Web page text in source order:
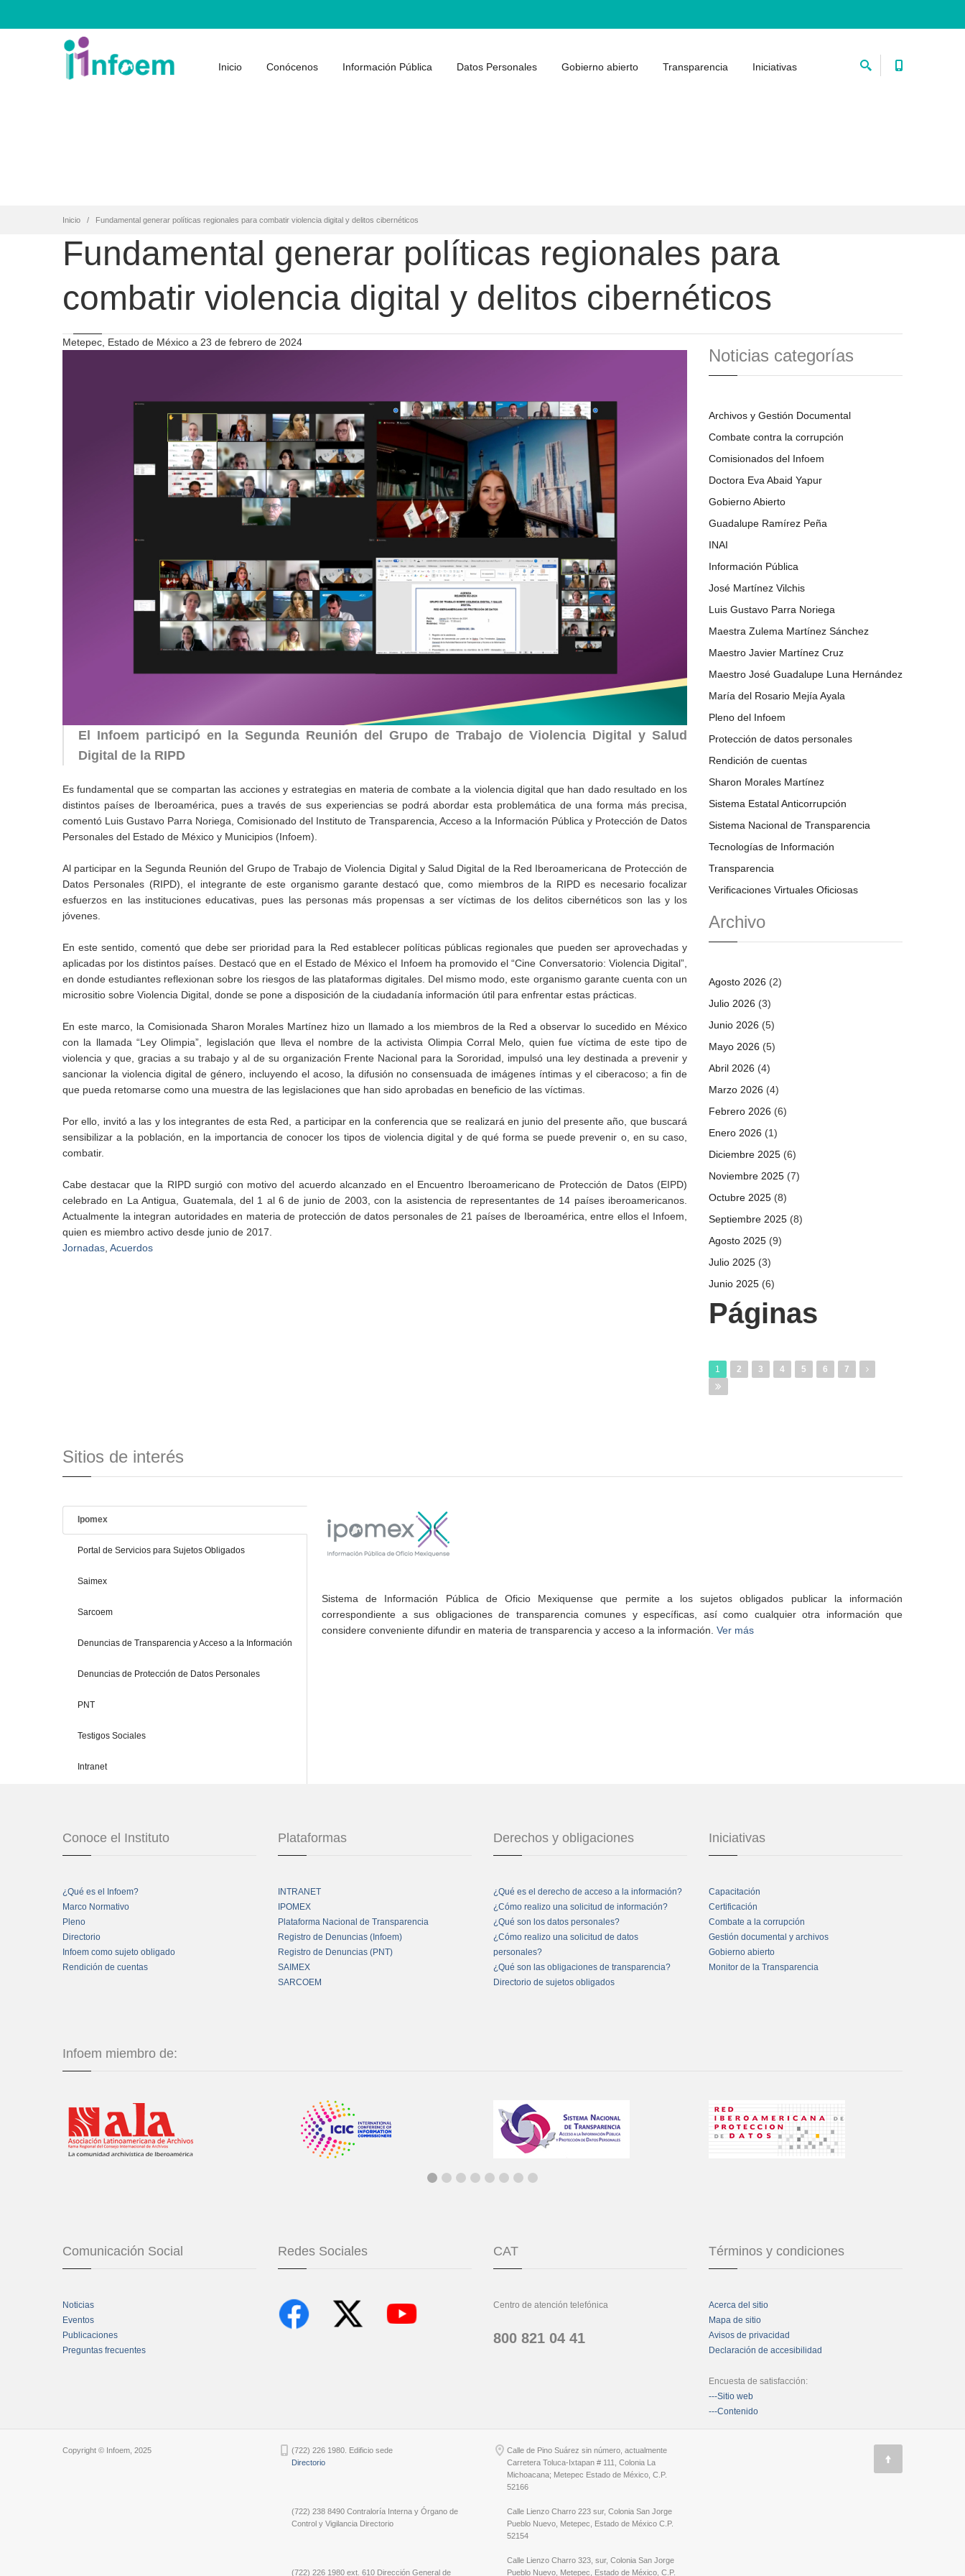
Inicio Conócenos Información Pública Datos Personales Gobierno abierto Transparencia Iniciativas
Inicio Fundamental generar políticas regionales para combatir violencia digital y delitos cibernéticos
Fundamental generar políticas regionales para
combatir violencia digital y delitos cibernéticos
Metepec, Estado de México a 23 de febrero de 2024
El Infoem participó en la Segunda Reunión del Grupo de Trabajo de Violencia Digital y Salud
Digital de la RIPD
Es fundamental que se compartan las acciones y estrategias en materia de combate a la violencia digital que han dado resultado en los
distintos países de Iberoamérica, pues a través de sus experiencias se podrá abordar esta problemática de una forma más precisa,
comentó Luis Gustavo Parra Noriega, Comisionado del Instituto de Transparencia, Acceso a la Información Pública y Protección de Datos
Personales del Estado de México y Municipios (Infoem).
Al participar en la Segunda Reunión del Grupo de Trabajo de Violencia Digital y Salud Digital de la Red Iberoamericana de Protección de
Datos Personales (RIPD), el integrante de este organismo garante destacó que, como miembros de la RIPD es necesario focalizar
esfuerzos en las instituciones educativas, pues las personas más propensas a ser víctimas de los delitos cibernéticos son las y los
jóvenes.
En este sentido, comentó que debe ser prioridad para la Red establecer políticas públicas regionales que pueden ser aprovechadas y
aplicadas por los distintos países. Destacó que en el Estado de México el Infoem ha promovido el “Cine Conversatorio: Violencia Digital”,
en donde estudiantes reflexionan sobre los riesgos de las plataformas digitales. Del mismo modo, este organismo garante cuenta con un
micrositio sobre Violencia Digital, donde se pone a disposición de la ciudadanía información útil para enfrentar estas prácticas.
En este marco, la Comisionada Sharon Morales Martínez hizo un llamado a los miembros de la Red a observar lo sucedido en México
con la llamada “Ley Olimpia”, legislación que lleva el nombre de la activista Olimpia Corral Melo, quien fue víctima de este tipo de
violencia y que, gracias a su trabajo y al de su organización Frente Nacional para la Sororidad, impulsó una ley destinada a prevenir y
sancionar la violencia digital de género, incluyendo el acoso, la difusión no consensuada de imágenes íntimas y el ciberacoso; a fin de
que pueda retomarse como una muestra de las legislaciones que han sido aprobadas en beneficio de las víctimas.
Por ello, invitó a las y los integrantes de esta Red, a participar en la conferencia que se realizará en junio del presente año, que buscará
sensibilizar a la población, en la importancia de conocer los tipos de violencia digital y de qué forma se puede prevenir o, en su caso,
combatir.
Cabe destacar que la RIPD surgió con motivo del acuerdo alcanzado en el Encuentro Iberoamericano de Protección de Datos (EIPD)
celebrado en La Antigua, Guatemala, del 1 al 6 de junio de 2003, con la asistencia de representantes de 14 países iberoamericanos.
Actualmente la integran autoridades en materia de protección de datos personales de 21 países de Iberoamérica, entre ellos el Infoem,
quien es miembro activo desde junio de 2017.
Jornadas Acuerdos
Noticias categorías
Archivos y Gestión Documental
Combate contra la corrupción
Comisionados del Infoem
Doctora Eva Abaid Yapur
Gobierno Abierto
Guadalupe Ramírez Peña
INAI
Información Pública
José Martínez Vilchis
Luis Gustavo Parra Noriega
Maestra Zulema Martínez Sánchez
Maestro Javier Martínez Cruz
Maestro José Guadalupe Luna Hernández
María del Rosario Mejía Ayala
Pleno del Infoem
Protección de datos personales
Rendición de cuentas
Sharon Morales Martínez
Sistema Estatal Anticorrupción
Sistema Nacional de Transparencia
Tecnologías de Información
Transparencia
Verificaciones Virtuales Oficiosas
Archivo
Agosto 2026 (2)
Julio 2026 (3)
Junio 2026 (5)
Mayo 2026 (5)
Abril 2026 (4)
Marzo 2026 (4)
Febrero 2026 (6)
Enero 2026 (1)
Diciembre 2025 (6)
Noviembre 2025 (7)
Octubre 2025 (8)
Septiembre 2025 (8)
Agosto 2025 (9)
Julio 2025 (3)
Junio 2025 (6)
Páginas
1 2 3 4 5 6 7
Sitios de interés
Ipomex
Portal de Servicios para Sujetos Obligados
Saimex
Sarcoem
Denuncias de Transparencia y Acceso a la Información
Denuncias de Protección de Datos Personales
PNT
Testigos Sociales
Intranet
Sistema de Información Pública de Oficio Mexiquense que permite a los sujetos obligados publicar la información
correspondiente a sus obligaciones de transparencia comunes y específicas, así como cualquier otra información que
considere conveniente difundir en materia de transparencia y acceso a la información. Ver más
Conoce el Instituto
¿Qué es el Infoem?
Marco Normativo
Pleno
Directorio
Infoem como sujeto obligado
Rendición de cuentas
Plataformas
INTRANET
IPOMEX
Plataforma Nacional de Transparencia
Registro de Denuncias (Infoem)
Registro de Denuncias (PNT)
SAIMEX
SARCOEM
Derechos y obligaciones
¿Qué es el derecho de acceso a la información?
¿Cómo realizo una solicitud de información?
¿Qué son los datos personales?
¿Cómo realizo una solicitud de datos
personales?
¿Qué son las obligaciones de transparencia?
Directorio de sujetos obligados
Iniciativas
Capacitación
Certificación
Combate a la corrupción
Gestión documental y archivos
Gobierno abierto
Monitor de la Transparencia
Infoem miembro de:
Comunicación Social
Noticias
Eventos
Publicaciones
Preguntas frecuentes
Redes Sociales CAT
Centro de atención telefónica
800 821 04 41
Términos y condiciones
Acerca del sitio
Mapa de sitio
Avisos de privacidad
Declaración de accesibilidad
Encuesta de satisfacción:
---Sitio web
---Contenido
Copyright © Infoem, 2025
(722) 226 1980. Edificio sede
Directorio
(722) 238 8490 Contraloría Interna y Órgano de
Control y Vigilancia Directorio
(722) 226 1980 ext. 610 Dirección General de
Calle de Pino Suárez sin número, actualmente
Carretera Toluca-Ixtapan # 111, Colonia La
Michoacana; Metepec Estado de México, C.P.
52166
Calle Lienzo Charro 223 sur, Colonia San Jorge
Pueblo Nuevo, Metepec, Estado de México C.P.
52154
Calle Lienzo Charro 323, sur, Colonia San Jorge
Pueblo Nuevo, Metepec, Estado de México, C.P.